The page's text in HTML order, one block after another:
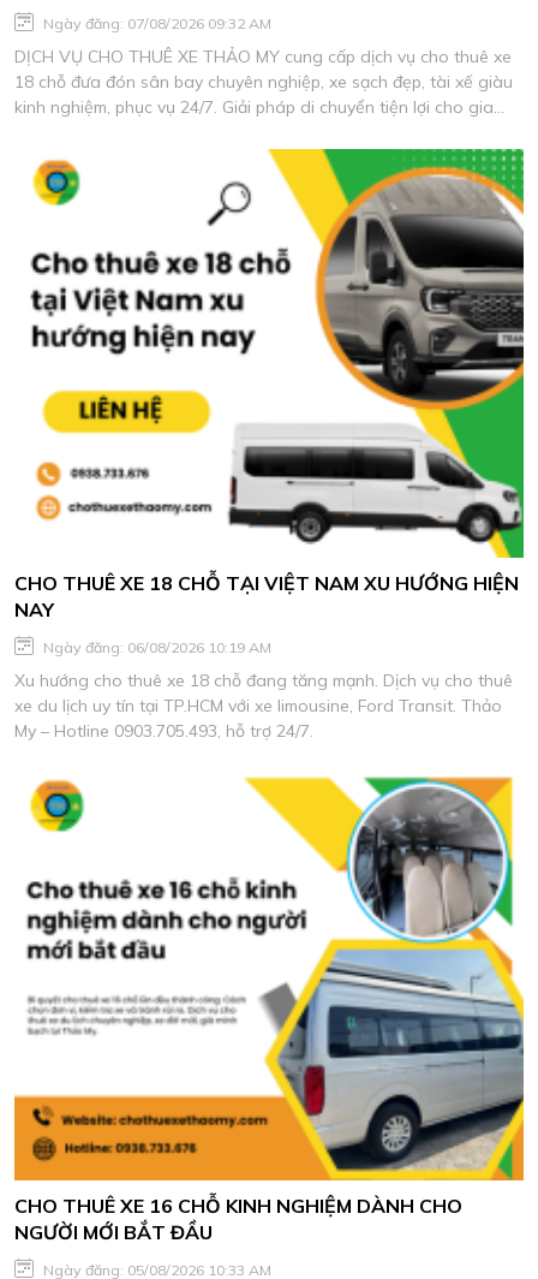
Ngày đăng: 07/08/2026 09:32 AM
DỊCH VỤ CHO THUÊ XE THẢO MY cung cấp dịch vụ cho thuê xe
18 chỗ đưa đón sân bay chuyên nghiệp, xe sạch đẹp, tài xế giàu
kinh nghiệm, phục vụ 24/7. Giải pháp di chuyển tiện lợi cho gia
CHO THUÊ XE 18 CHỖ TẠI VIỆT NAM XU HƯỚNG HIỆN
NAY
Ngày đăng: 06/08/2026 10:19 AM
Xu hướng cho thuê xe 18 chỗ đang tăng mạnh. Dịch vụ cho thuê
xe du lịch uy tín tại TP.HCM với xe limousine, Ford Transit. Thảo
My – Hotline 0903.705.493, hỗ trợ 24/7.
CHO THUÊ XE 16 CHỖ KINH NGHIỆM DÀNH CHO
NGƯỜI MỚI BẮT ĐẦU
Ngày đăng: 05/08/2026 10:33 AM